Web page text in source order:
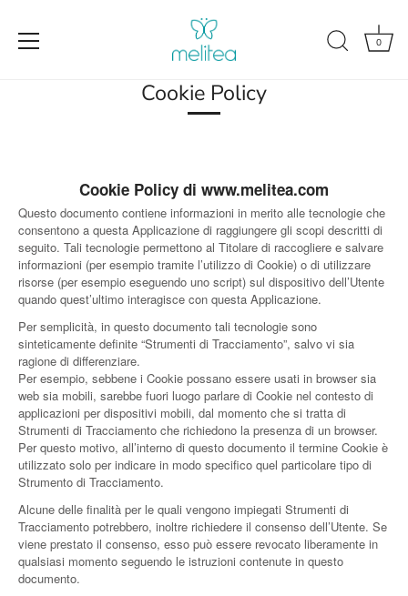
0
Cookie Policy
Cookie Policy di www.melitea.com
Questo documento contiene informazioni in merito alle tecnologie che
consentono a questa Applicazione di raggiungere gli scopi descritti di
seguito. Tali tecnologie permettono al Titolare di raccogliere e salvare
informazioni (per esempio tramite l’utilizzo di Cookie) o di utilizzare
risorse (per esempio eseguendo uno script) sul dispositivo dell’Utente
quando quest’ultimo interagisce con questa Applicazione.
Per semplicità, in questo documento tali tecnologie sono
sinteticamente definite “Strumenti di Tracciamento”, salvo vi sia
ragione di differenziare.
Per esempio, sebbene i Cookie possano essere usati in browser sia
web sia mobili, sarebbe fuori luogo parlare di Cookie nel contesto di
applicazioni per dispositivi mobili, dal momento che si tratta di
Strumenti di Tracciamento che richiedono la presenza di un browser.
Per questo motivo, all’interno di questo documento il termine Cookie è
utilizzato solo per indicare in modo specifico quel particolare tipo di
Strumento di Tracciamento.
Alcune delle finalità per le quali vengono impiegati Strumenti di
Tracciamento potrebbero, inoltre richiedere il consenso dell’Utente. Se
viene prestato il consenso, esso può essere revocato liberamente in
qualsiasi momento seguendo le istruzioni contenute in questo
documento.